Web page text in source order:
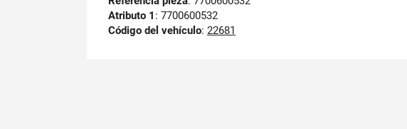
Atributo 1 : 7700600532
Código del vehículo: 22681